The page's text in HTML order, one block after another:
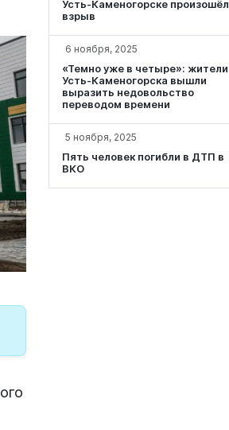
Усть-Каменогорске произошёл
взрыв
6 ноября, 2025
«Темно уже в четыре»: жители
Усть-Каменогорска вышли
выразить недовольство
переводом времени
5 ноября, 2025
Пять человек погибли в ДТП в
ВКО